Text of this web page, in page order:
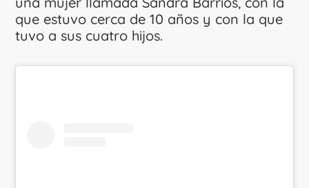
que estuvo cerca de 10 años y con la que
tuvo a sus cuatro hijos.